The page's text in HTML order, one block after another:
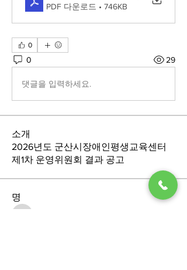
PDF 다운로드 • 746KB
0
0 29
댓글을 입력하세요.
소개
2026년도 군산시장애인평생교육센터
제1차 운영위원회 결과 공고
명